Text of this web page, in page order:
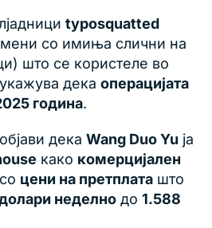
typosquatted
со имиња слични на
што се користеле во
дека операцијата
година.
дека Wang Duo Yu ја
како комерцијален
цени на претплата што
неделно до 1.588